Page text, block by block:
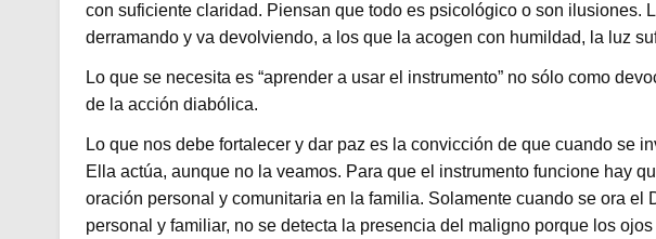
con suficiente claridad. Piensan que todo es psicológico o son ilusiones.
derramando y va devolviendo, a los que la acogen con humildad, la luz
Lo que se necesita es “aprender a usar el instrumento” no sólo como
de la acción diabólica.
Lo que nos debe fortalecer y dar paz es la convicción de que cuando se
Ella actúa, aunque no la veamos. Para que el instrumento funcione hay
oración personal y comunitaria en la familia. Solamente cuando se ora el
personal y familiar, no se detecta la presencia del maligno porque los